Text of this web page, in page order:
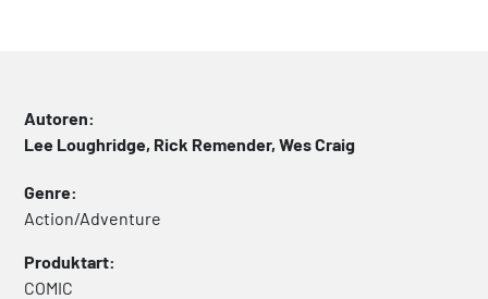
Autoren:
Lee Loughridge, Rick Remender, Wes Craig
Genre:
Action/Adventure
Produktart:
COMIC